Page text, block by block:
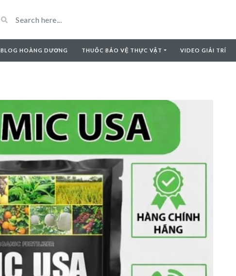
BLOG HOÀNG DƯƠNG THUỐC BẢO VỆ THỰC VẬT VIDEO GIẢI TRÍ